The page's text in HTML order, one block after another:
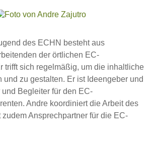
des ECHN besteht aus
der örtlichen EC-
trifft sich regelmäßig, um die inhaltliche
und zu gestalten. Er ist Ideengeber und
und Begleiter für den EC-
Andre koordiniert die Arbeit des
Ansprechpartner für die EC-